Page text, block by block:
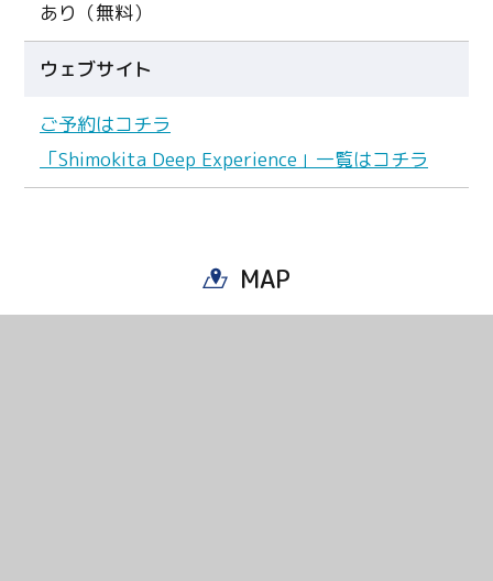
あり（無料）
ウェブサイト
ご予約はコチラ
「Shimokita Deep Experience」一覧はコチラ
MAP
Copy URL